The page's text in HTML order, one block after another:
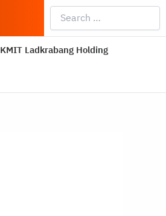
Search
KMIT Ladkrabang Holding